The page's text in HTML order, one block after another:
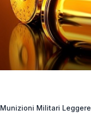
Munizioni Militari Leggere